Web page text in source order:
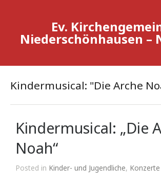
Ev.
Niederschönhausen –
Kindermusical: "Die Arche
Kindermusical: „Die
Noah“
Posted in Kinder- und Jugendliche, Konzerte